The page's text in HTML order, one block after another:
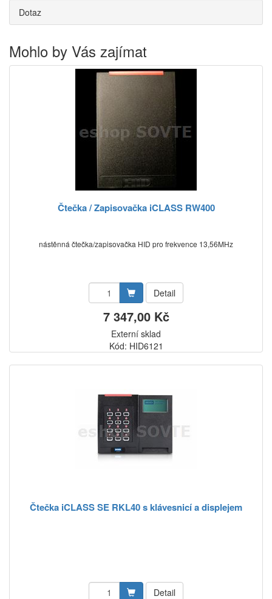
Dotaz
Mohlo by Vás zajímat
Čtečka / Zapisovačka iCLASS RW400
nástěnná čtečka/zapisovačka HID pro frekvence 13,56MHz
Detail
7 347,00 Kč
Externí sklad
Kód: HID6121
Čtečka iCLASS SE RKL40 s klávesnicí a displejem
Detail